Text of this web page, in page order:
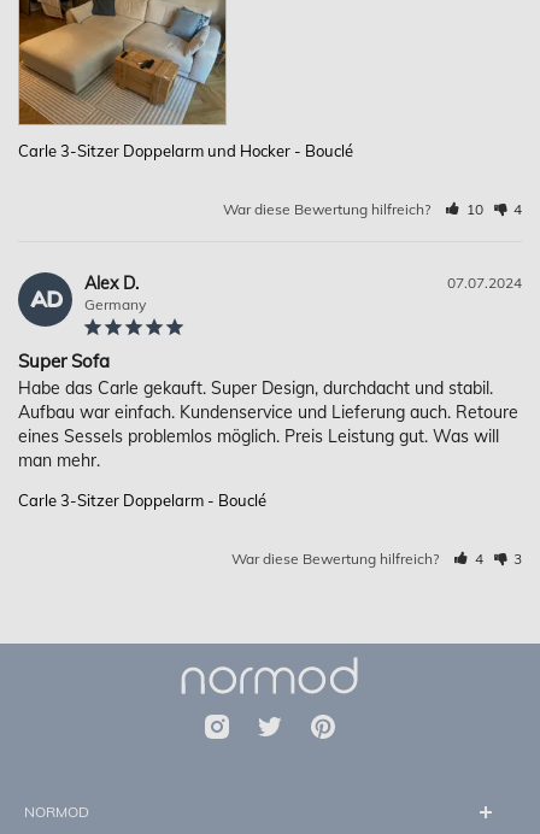
Carle 3-Sitzer Doppelarm und Hocker - Bouclé
War diese Bewertung hilfreich? 10 4
AD
07.07.2024
Alex D.
Germany
Super Sofa
Habe das Carle gekauft. Super Design, durchdacht und stabil.
Aufbau war einfach. Kundenservice und Lieferung auch. Retoure
eines Sessels problemlos möglich. Preis Leistung gut. Was will
Carle 3-Sitzer Doppelarm - Bouclé
War diese Bewertung hilfreich? 4 3
NORMOD